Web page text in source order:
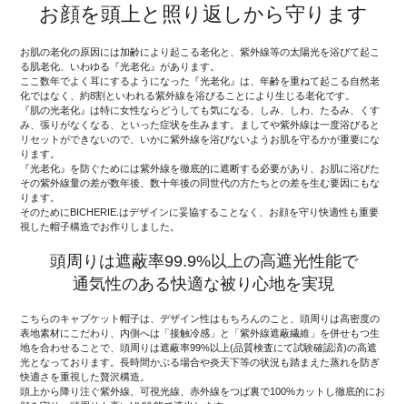
お顔を頭上と照り返しから守ります
お肌の老化の原因には加齢により起こる老化と、紫外線等の太陽光を浴びて起こ
る肌老化、いわゆる『光老化』があります。
ここ数年でよく耳にするようになった『光老化』は、年齢を重ねて起こる自然老
化ではなく、約8割といわれる紫外線を浴びることにより生じる老化です。
『肌の光老化』は特に女性ならどうしても気になる、しみ、しわ、たるみ、くす
み、張りがなくなる、といった症状を生みます。ましてや紫外線は一度浴びると
リセットができないので、いかに紫外線を浴びないようお肌を守るかが重要にな
ります。
『光老化』を防ぐためには紫外線を徹底的に遮断する必要があり、お肌に浴びた
その紫外線量の差が数年後、数十年後の同世代の方たちとの差を生む要因にもな
ります。
そのためにBICHERIE.はデザインに妥協することなく、お顔を守り快適性も重要
視した帽子構造でお作りしました。
頭周りは遮蔽率99.9%以上の高遮光性能で
通気性のある快適な被り心地を実現
こちらのキャプケット帽子は、デザイン性はもちろんのこと、頭周りは高密度の
表地素材にこだわり、内側へは「接触冷感」と「紫外線遮蔽繊維」を併せもつ生
地を合わせることで、頭周りは遮蔽率99%以上(品質検査にて試験確認済)の高遮
光となっております。長時間かぶる場合や炎天下等の状況も踏まえた蒸れを防ぎ
快適さを重視した贅沢構造。
頭上から降り注ぐ紫外線、可視光線、赤外線をつば裏で100%カットし徹底的にお